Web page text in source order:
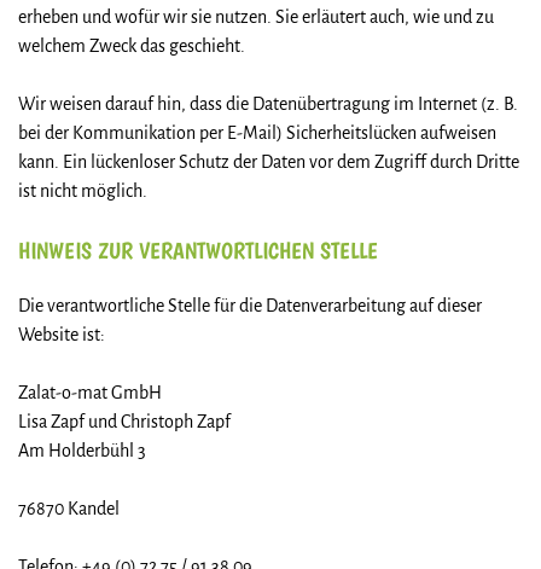
erheben und wofür wir sie nutzen. Sie erläutert auch, wie und zu
welchem Zweck das geschieht.
Wir weisen darauf hin, dass die Datenübertragung im Internet (z. B.
bei der Kommunikation per E-Mail) Sicherheitslücken aufweisen
kann. Ein lückenloser Schutz der Daten vor dem Zugriff durch Dritte
ist nicht möglich.
HINWEIS ZUR VERANTWORTLICHEN STELLE
Die verantwortliche Stelle für die Datenverarbeitung auf dieser
Website ist:
Zalat-o-mat GmbH
Lisa Zapf und Christoph Zapf
Am Holderbühl 3
76870 Kandel